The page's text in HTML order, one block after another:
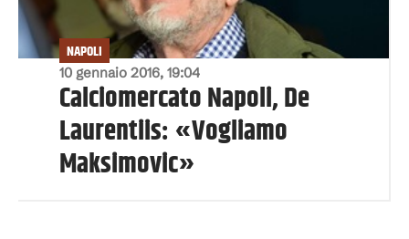
10 gennaio 2016, 19:04
NAPOLI
Calciomercato Napoli, De
Laurentiis: «Vogliamo
Maksimovic»